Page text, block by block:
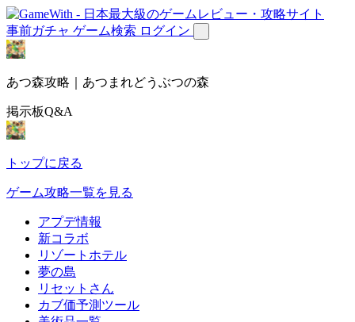
事前ガチャ ゲーム検索 ログイン
あつ森攻略｜あつまれどうぶつの森
掲示板Q&A
トップに戻る
ゲーム攻略一覧を見る
アプデ情報
新コラボ
リゾートホテル
夢の島
リセットさん
カブ価予測ツール